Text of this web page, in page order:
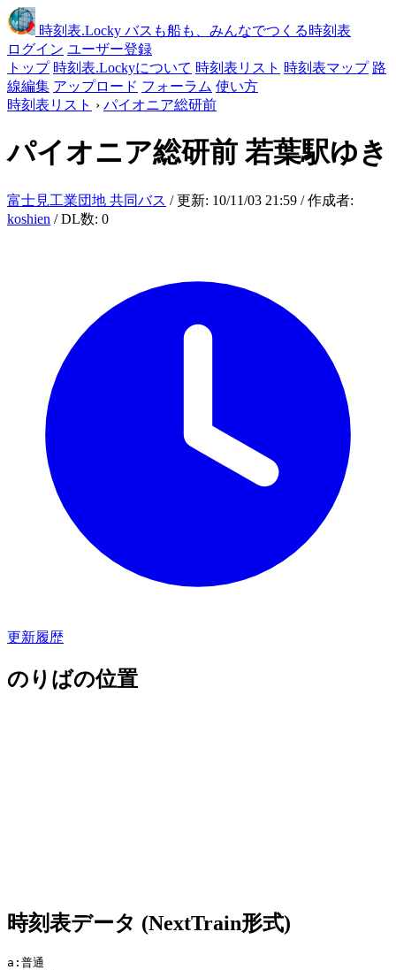
時刻表.Locky バスも船も、みんなでつくる時刻表
ログイン ユーザー登録
トップ 時刻表.Lockyについて 時刻表リスト 時刻表マップ 路
線編集 アップロード フォーラム 使い方
時刻表リスト › パイオニア総研前
パイオニア総研前 若葉駅ゆき
富士見工業団地 共同バス / 更新: 10/11/03 21:59 / 作成者:
koshien / DL数: 0
更新履歴
のりばの位置
時刻表データ (NextTrain形式)
a:普通